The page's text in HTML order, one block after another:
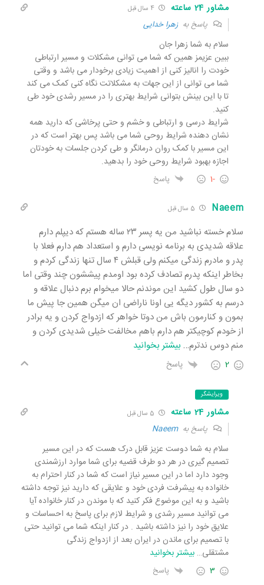
مشاور 24 ساعته 4 سال قبل
پاسخ بهزهرا خدایی
سلام به شما زهرا جان
ببین عزیمز همین که شما می توانی مشکلات و مسیر ارتباطی
خودت را انالیز کنی از اهمیت زیادی برخودار می باشد و وقتی
شما می توانی از این جهات به مشکلاتت نگاه کنی کمک می کند
تا با این بینش بتوانی شرایط بهتری را در مسیر رشدی خود طی
کنید.
شرایط درسی و ارتباطی و خشم و حتی پرخاشی که دارید همه
نشان دهنده شرایط روحی شما می باشد پس بهتر است که در
این مسیر با کمک روان درمانگر و طی کردن جلسات به خودتان
اجازه بهبود شرایط روحی خود را بدهید.
-1 پاسخ
Naeem
سلام خسته نباشید من یه پسر ۲۳ ساله هستم که دیپلم دارم
علاقه شدیدی به برنامه نویسی دارم و استعداد هم دارم فعلا با
پدر و مادرم زندگی میکنم ولی قبلش ۴ سال تنها زندگی کردم و
بخاطر اینکه پدرم تصادف کرده بود اومدم پیششون چند وقتی اما
دو سال طول کشید این موندنم حالا میخوام برم دنبال علاقه و
درسم به کشور دیگه یی اونا ناراضی ان میگن همین جا پیش ما
بمون و کنارمون باش من دوتا خواهر که ازدواج کردن و یه برادر
از خودم کوچیکتر هم دارم باهم مخالفت خیلی شدیدی کردن و
منم دوس ندترم… بیشتر بخوانید
2 پاسخ
ویرایشگر
مشاور 24 ساعته
پاسخ بهNaeem
سلام به شما دوست عزیز قابل درک هست که در این مسیر
تصمیم گیری در هر دو طرف قضیه برای شما موارد ارزشمندی
وجود دارد اما در این مسیر نیاز است که شما در کنار احترام به
خانواده به پیشرفت فردی خود و علایقی که دارید نیز توجه داشته
باشید و به این موضوع فکر کنید که با موندن در کنار خانواده آیا
می توانید مسیر رشدی و شرایط لازم برای پاسخ به احساسات و
علایق خود را نیز داشته باشید . در کنار اینکه شما می توانید حتی
با تصمیم برای ماندن در ایران بعد از ازدواج زندگی
مشتقلی… بیشتر بخوانید
3 پاسخ